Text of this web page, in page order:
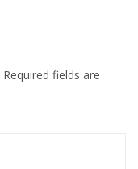
Required fields are